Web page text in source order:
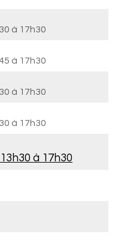
à 17h30
à 17h30
à 17h30
à 17h30
13h30 à 17h30